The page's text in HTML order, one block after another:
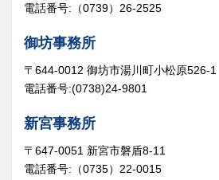
電話番号:（0739）26-2525
御坊事務所
〒644-0012 御坊市湯川町小松原526-1
電話番号:(0738)24-9801
新宮事務所
〒647-0051 新宮市磐盾8-11
電話番号:（0735）22-0015